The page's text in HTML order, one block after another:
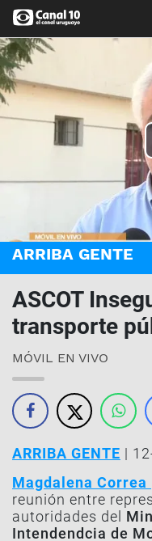
ARRIBA GENTE
ASCOT
transporte
MÓVIL EN VIVO
ARRIBA GENTE |
Magdalena Correa
reunión entre
autoridades del
Intendendcia de